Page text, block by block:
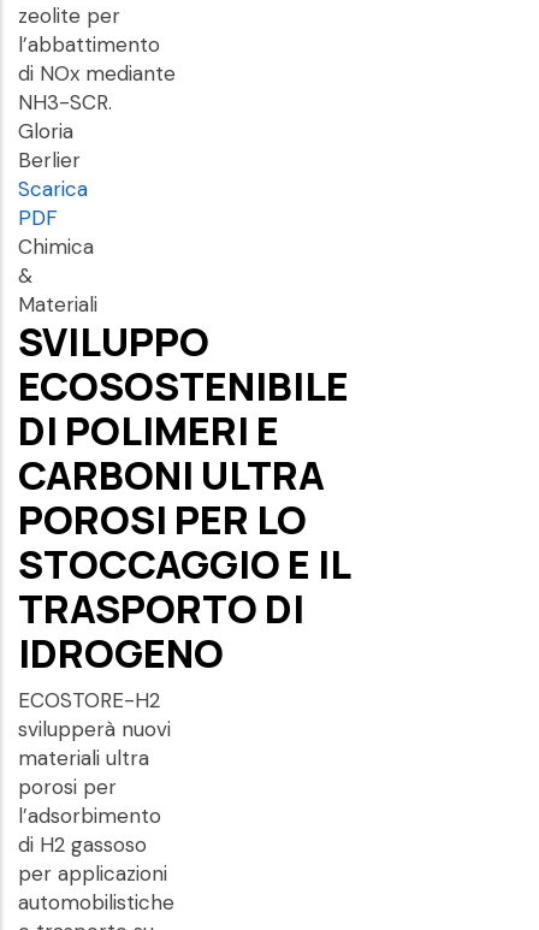
zeolite per
l’abbattimento
di NOx mediante
NH3-SCR.
Gloria
Berlier
Scarica
PDF
Chimica
&
Materiali
SVILUPPO
ECOSOSTENIBILE
DI POLIMERI E
CARBONI ULTRA
POROSI PER LO
STOCCAGGIO E IL
TRASPORTO DI
IDROGENO
ECOSTORE-H2
svilupperà nuovi
materiali ultra
porosi per
l’adsorbimento
di H2 gassoso
per applicazioni
automobilistiche